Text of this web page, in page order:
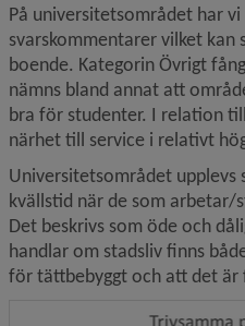
På universitetsområdet har
svarskommentarer vilket kan
boende. Kategorin Övrigt
nämns bland annat att
bra för studenter. I relation
närhet till service i relativt
Universitetsområdet
kvällstid när de som arbetar/
Det beskrivs som öde och
handlar om stadsliv finns
för tättbebyggt och att det är